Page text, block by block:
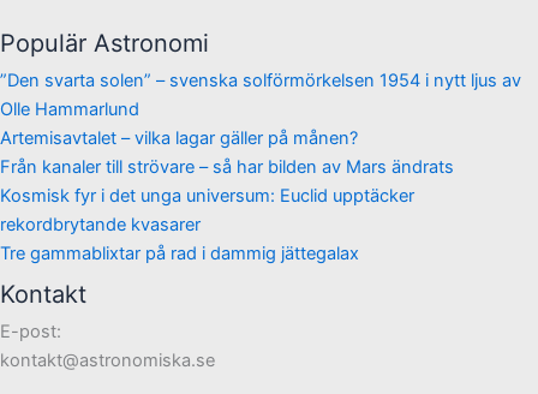
Populär Astronomi
”Den svarta solen” – svenska solförmörkelsen 1954 i nytt ljus av
Olle Hammarlund
Artemisavtalet – vilka lagar gäller på månen?
Från kanaler till strövare – så har bilden av Mars ändrats
Kosmisk fyr i det unga universum: Euclid upptäcker
rekordbrytande kvasarer
Tre gammablixtar på rad i dammig jättegalax
Kontakt
E-post:
kontakt@astronomiska.se